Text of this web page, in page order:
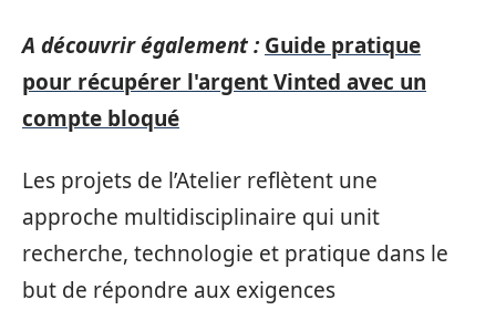
A découvrir également : Guide pratique
pour récupérer l'argent Vinted avec un
compte bloqué
Les projets de l’Atelier reflètent une
approche multidisciplinaire qui unit
recherche, technologie et pratique dans le
but de répondre aux exigences